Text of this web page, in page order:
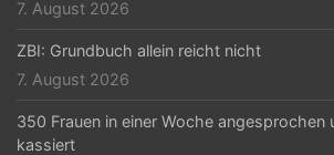
t
i
o
n
7. August 2026
ZBI: Grundbuch allein reicht nicht
7. August 2026
350 Frauen in einer Woche angesprochen
kassiert